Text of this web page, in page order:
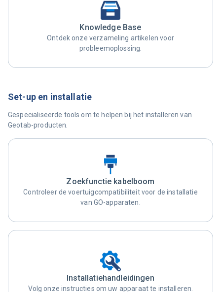
Knowledge Base
Ontdek onze verzameling artikelen voor
probleemoplossing.
Set-up en installatie
Gespecialiseerde tools om te helpen bij het installeren van
Geotab-producten.
Zoekfunctie kabelboom
Controleer de voertuigcompatibiliteit voor de installatie
van GO-apparaten.
Installatiehandleidingen
Volg onze instructies om uw apparaat te installeren.